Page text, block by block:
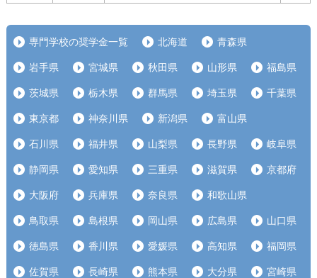
専門学校の奨学金一覧 北海道 青森県
岩手県 宮城県 秋田県 山形県 福島県
茨城県 栃木県 群馬県 埼玉県 千葉県
東京都 神奈川県 新潟県 富山県
石川県 福井県 山梨県 長野県 岐阜県
静岡県 愛知県 三重県 滋賀県 京都府
大阪府 兵庫県 奈良県 和歌山県
鳥取県 島根県 岡山県 広島県 山口県
徳島県 香川県 愛媛県 高知県 福岡県
佐賀県 長崎県 熊本県 大分県 宮崎県